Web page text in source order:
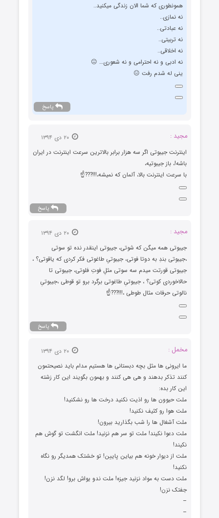
همونطوری که شما الان زندگی میکنید..
نه نمازی..
نه عبادتی..
نه تربیتی..
نه اخلاقی..
نه ادبی و نه احترامی و نه شعوری… 😐
ینی له شدم رفت 😐
پاسخ
مجید :
۲۰ دی ۱۳۹۴
اینترنت جیبوتی اگر سه هزار برابر بالاترین سرعت اینترنت در ایران
باشه!، باز جیبوتیه،
با سرعت اینترنت بالا، آلمان که نمیشه،!!!???☝️
پاسخ
مجید :
۲۰ دی ۱۳۹۴
جیبوتی همه میگن که شوتی، جیبوتی اینقدر نده تو سوتی
،جیبوتی بندِ به دوتا فوتی، جیبوتیِ طاغوتی فکر کردی که یاقوتی؟ ،
جیبوتی قورتت میدم سه سوتی مثلِ فوتِ فلوتی، جیبوتی تا
حالاخوردی کوتی؟ ، جیبوتیِ طاغوتی برگرد برو تو قوطی ،جیبوتیِ
نالوتی حرفات مثال طوطی ،!!!???☝️
پاسخ
مخمل :
۲۰ دی ۱۳۹۴
ما ایرونی ها مثل بچه دبستانی ها هستیم مدام باید نصیحتمون
کنند تذکر بدهند و هی هی کنند و بهمون بگویند این کار زشته
این کار بده:
ملت حیوون ها رو اذیت نکنید درخت ها رو نشکنید!
ملت هوا رو کثیف نکنید!
ملت آشغال ها را شب بگذارید بیرون!
ملت دعوا نکیند! ملت تو سر هم نزنید! ملت انگشت تو گوش هم
نکیند!
ملت از دیوار خونه هم بیاین پایین! تو خشتک همدیگر رو نگاه
نکنید!
ملت دست به مواد نزنید جیزه! ملت ندو یواش برو! لگد نزن!
جفتک نزن!
–
–